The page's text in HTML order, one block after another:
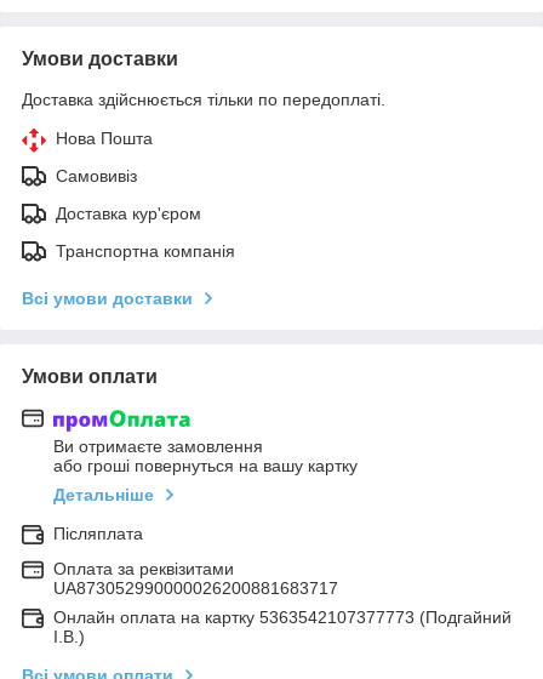
Умови доставки
Доставка здійснюється тільки по передоплаті.
Нова Пошта
Самовивіз
Доставка кур'єром
Транспортна компанія
Всі умови доставки
Умови оплати
Ви отримаєте замовлення
або гроші повернуться на вашу картку
Детальніше
Післяплата
Оплата за реквізитами
UA873052990000026200881683717
Онлайн оплата на картку 5363542107377773 (Подгайний
І.В.)